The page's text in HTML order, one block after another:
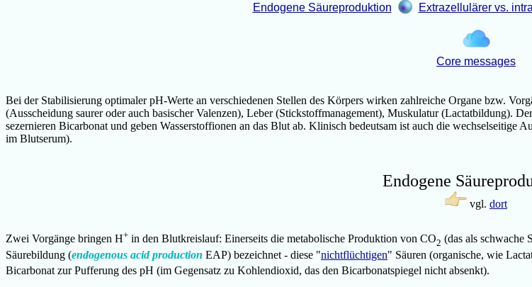
Endogene Säureproduktion Extrazellulärer vs.
Core messages
Bei der Stabilisierung optimaler pH-Werte an verschiedenen Stellen des Körpers wirken zahlreiche Organe bzw.
(Ausscheidung saurer oder auch basischer Valenzen), Leber (Stickstoffmanagement), Muskulatur (Lactatbildung).
sezernieren Bicarbonat und geben Wasserstoffionen an das Blut ab. Klinisch bedeutsam ist auch die
im Blutserum).
Endogene
vgl. dort
Zwei Vorgänge bringen H+ in den Blutkreislauf: Einerseits die metabolische Produktion von CO2 (das als schwache
Säurebildung (endogenous acid production EAP) bezeichnet - diese "nichtflüchtigen" Säuren (organische, wie
Bicarbonat zur Pufferung des pH (im Gegensatz zu Kohlendioxid, das den Bicarbonatspiegel nicht absenkt).